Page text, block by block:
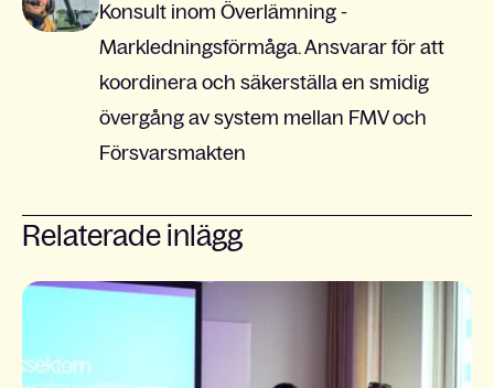
Konsult inom Överlämning -
Markledningsförmåga. Ansvarar för att
koordinera och säkerställa en smidig
övergång av system mellan FMV och
Försvarsmakten
Relaterade inlägg